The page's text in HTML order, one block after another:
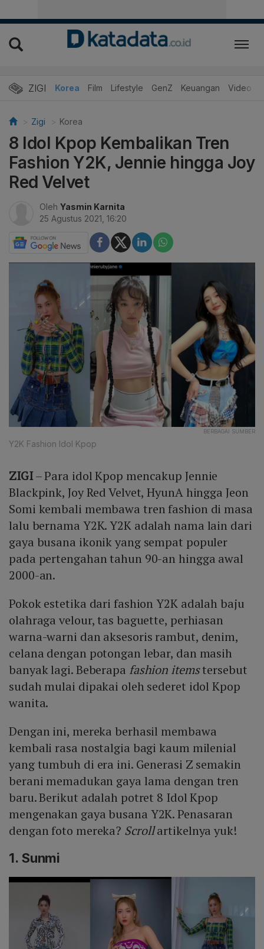
ZIGI
Hits Korea Film Lifestyle GenZ Keuangan Video
Zigi Korea
8 Idol Kpop Kembalikan Tren
Fashion Y2K, Jennie hingga Joy
Red Velvet
Oleh Yasmin Karnita
25 Agustus 2021, 16:20
BERBAGAI SUMBER
Y2K Fashion Idol Kpop
ZIGI– Para idol Kpop mencakup Jennie
Blackpink, Joy Red Velvet, HyunA hingga Jeon
Somi kembali membawa tren fashion di masa
lalu bernama Y2K. Y2K adalah nama lain dari
gaya busana ikonik yang sempat populer
pada pertengahan tahun 90-an hingga awal
2000-an.
Pokok estetika dari fashion Y2K adalah baju
olahraga velour, tas baguette, perhiasan
warna-warni dan aksesoris rambut, denim,
celana dengan potongan lebar, dan masih
banyak lagi. Beberapa fashion itemstersebut
sudah mulai dipakai oleh sederet idol Kpop
wanita.
Dengan ini, mereka berhasil membawa
kembali rasa nostalgia bagi kaum milenial
yang tumbuh di era ini. Generasi Z semakin
berani memadukan gaya lama dengan tren
baru. Berikut adalah potret 8 Idol Kpop
mengenakan gaya busana Y2K. Penasaran
dengan foto mereka? Scrollartikelnya yuk!
1. Sunmi